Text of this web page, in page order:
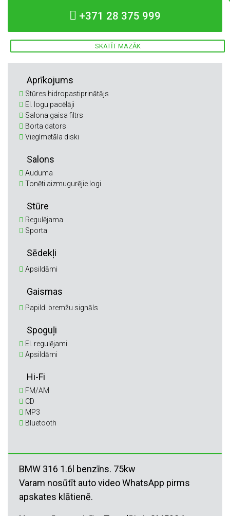
+371 28 375 999
SKATĪT MAZĀK
Aprīkojums
Stūres hidropastiprinātājs
El. logu pacēlāji
Salona gaisa filtrs
Borta dators
Vieglmetāla diski
Salons
Auduma
Tonēti aizmugurējie logi
Stūre
Regulējama
Sporta
Sēdekļi
Apsildāmi
Gaismas
Papild. bremžu signāls
Spoguļi
El. regulējami
Apsildāmi
Hi-Fi
FM/AM
CD
MP3
Bluetooth
BMW 316 1.6l benzīns. 75kw
Varam nosūtīt auto video WhatsApp pirms
apskates klātienē.